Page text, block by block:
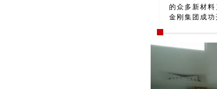
的众多新材
金刚集团成